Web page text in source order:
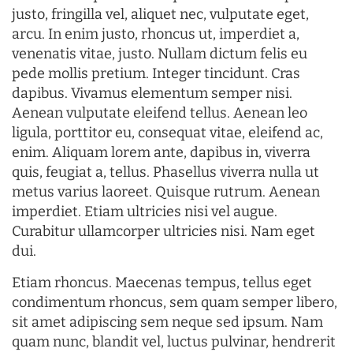
justo, fringilla vel, aliquet nec, vulputate eget,
arcu. In enim justo, rhoncus ut, imperdiet a,
venenatis vitae, justo. Nullam dictum felis eu
pede mollis pretium. Integer tincidunt. Cras
dapibus. Vivamus elementum semper nisi.
Aenean vulputate eleifend tellus. Aenean leo
ligula, porttitor eu, consequat vitae, eleifend ac,
enim. Aliquam lorem ante, dapibus in, viverra
quis, feugiat a, tellus. Phasellus viverra nulla ut
metus varius laoreet. Quisque rutrum. Aenean
imperdiet. Etiam ultricies nisi vel augue.
Curabitur ullamcorper ultricies nisi. Nam eget
dui.
Etiam rhoncus. Maecenas tempus, tellus eget
condimentum rhoncus, sem quam semper libero,
sit amet adipiscing sem neque sed ipsum. Nam
quam nunc, blandit vel, luctus pulvinar, hendrerit